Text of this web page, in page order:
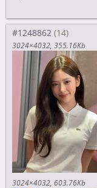
#1248862
3024×4032 355.16Kb
3024×4032 603.76Kb